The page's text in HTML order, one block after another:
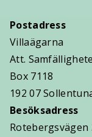
Postadress
Villaägarna
Att.
Box 7118
192 07
Besöksadress
Rotebergsvägen